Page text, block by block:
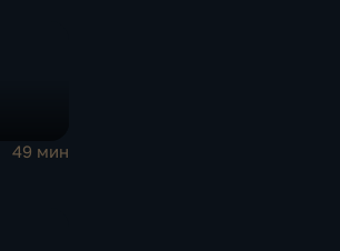
49 мин